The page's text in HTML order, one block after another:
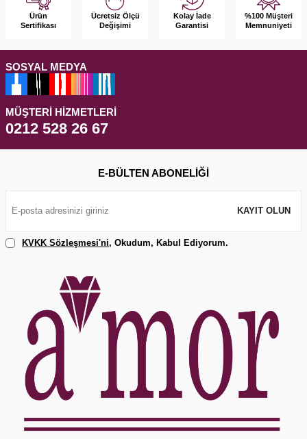
Ürün
Sertifikası
Ücretsiz Ölçü
Değişimi
Kolay İade
Garantisi
%100 Müşteri
Memnuniyeti
SOSYAL MEDYA
MÜŞTERI HIZMETLERI
0212 528 26 67
E-BÜLTEN ABONELIĞI
KAYIT OLUN
KVKK Sözleşmesi'ni, Okudum, Kabul Ediyorum.